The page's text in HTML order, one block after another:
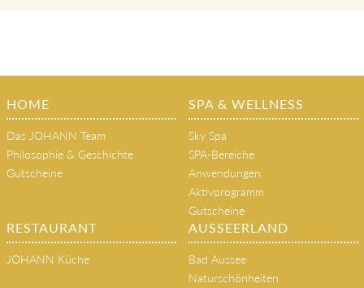
HOME
Das JOHANN Team
Philosophie & Geschichte
Gutscheine
SPA & WELLNESS
Sky Spa
SPA-Bereiche
Anwendungen
Aktivprogramm
Gutscheine
RESTAURANT
JOHANN Küche
AUSSEERLAND
Bad Aussee
Naturschönheiten